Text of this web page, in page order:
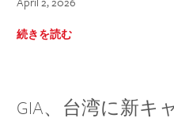
続きを読む
GIA、台湾に新キ